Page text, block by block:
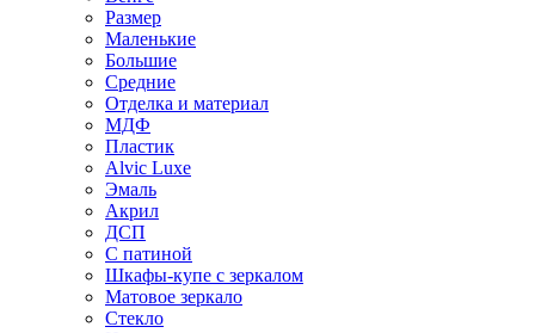
Размер
Маленькие
Большие
Средние
Отделка и материал
МДФ
Пластик
Alvic Luxe
Эмаль
Акрил
ДСП
С патиной
Шкафы-купе с зеркалом
Матовое зеркало
Стекло